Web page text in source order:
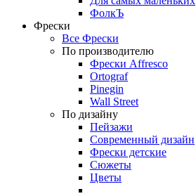
ФолкЪ
Фрески
Все Фрески
По производителю
Фрески Affresco
Ortograf
Pinegin
Wall Street
По дизайну
Пейзажи
Современный дизайн
Фрески детские
Сюжеты
Цветы